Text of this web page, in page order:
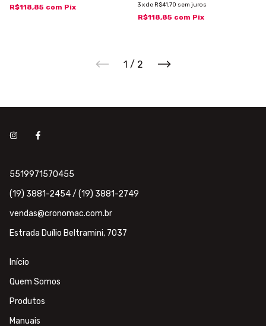
R$118,85 com Pix 3xde R$41,70 sem juros
R$118,85 com Pix
1 / 2
5519971570455
(19) 3881-2454 / (19) 3881-2749
vendas@cronomac.com.br
Estrada Duílio Beltramini, 7037
Início
Quem Somos
Produtos
Manuais